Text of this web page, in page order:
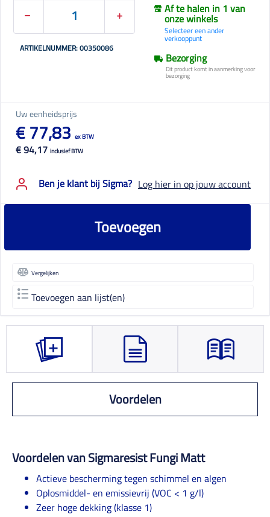
ARTIKELNUMMER: 00350086
Af te halen in 1 van
onze winkels
Selecteer een ander
verkooppunt
Bezorging
Dit product komt in aanmerking voor
bezorging
Uw eenheidsprijs
€ 94,17 inclusief BTW
€ 77,83 ex BTW
Ben je klant bij Sigma? Log hier in op jouw account
Toevoegen
Vergelijken
Toevoegen aan lijst(en)
Voordelen
Voordelen van Sigmaresist Fungi Matt
Actieve bescherming tegen schimmel en algen
Oplosmiddel- en emissievrij (VOC < 1 g/l)
Zeer hoge dekking (klasse 1)